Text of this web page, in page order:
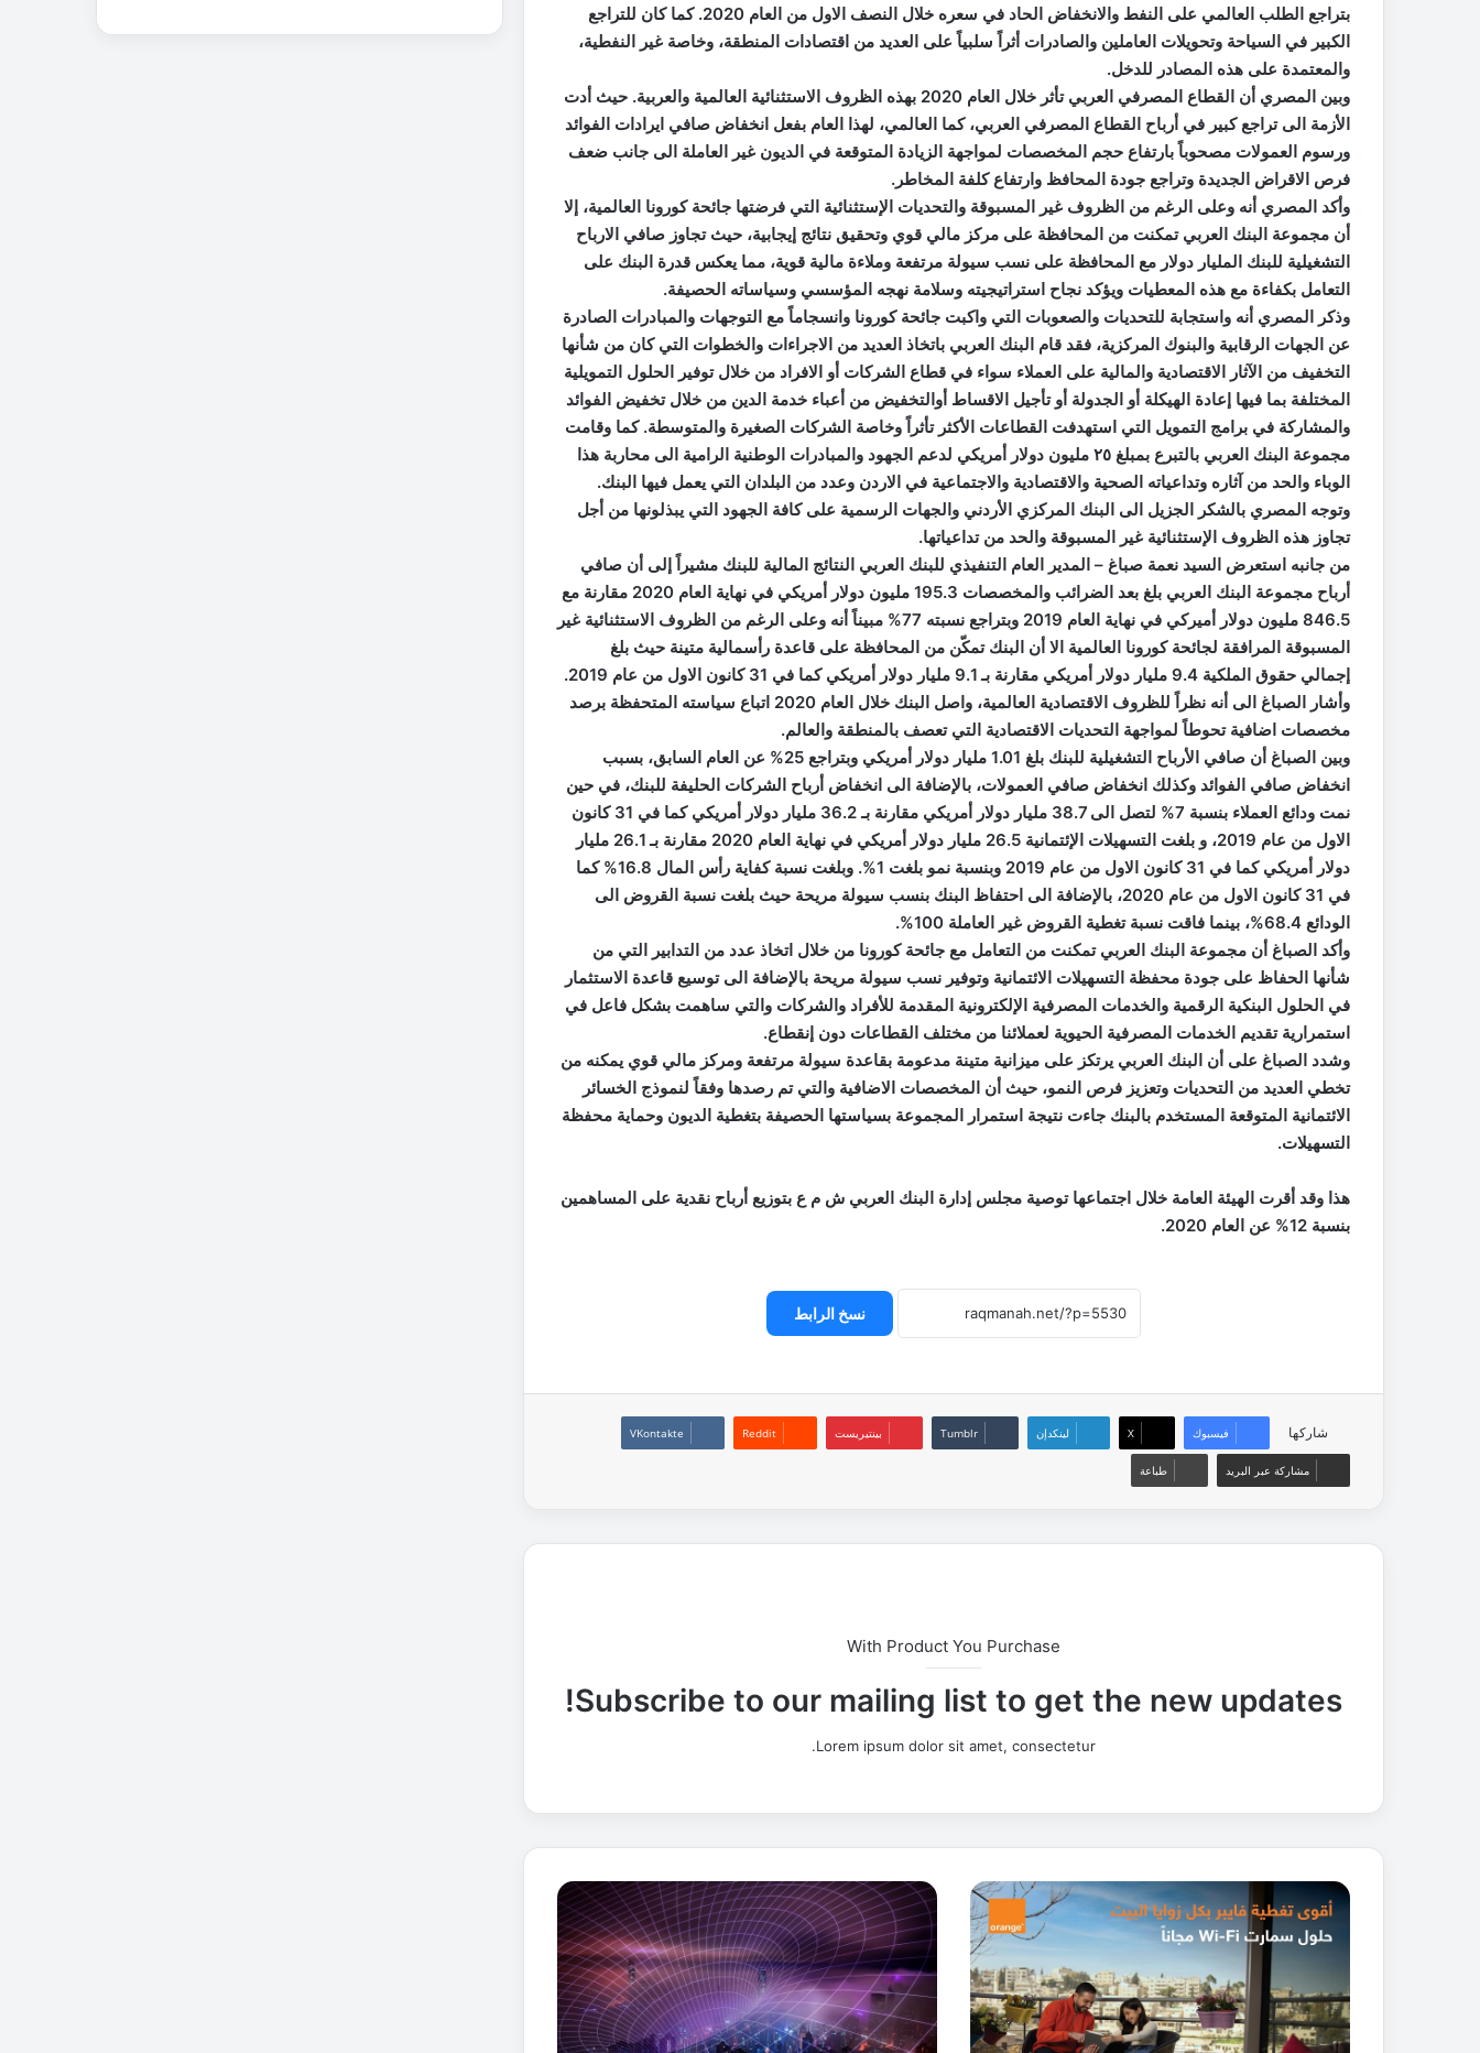
بتراجع الطلب العالمي على النفط والانخفاض الحاد في سعره خلال النصف الاول من العام 2020. كما كان للتراجع
الكبير في السياحة وتحويلات العاملين والصادرات أثراً سلبياً على العديد من اقتصادات المنطقة، وخاصة غير النفطية،
والمعتمدة على هذه المصادر للدخل.
وبين المصري أن القطاع المصرفي العربي تأثر خلال العام 2020 بهذه الظروف الاستثنائية العالمية والعربية. حيث أدت
الأزمة الى تراجع كبير في أرباح القطاع المصرفي العربي، كما العالمي، لهذا العام بفعل انخفاض صافي ايرادات الفوائد
ورسوم العمولات مصحوباً بارتفاع حجم المخصصات لمواجهة الزيادة المتوقعة في الديون غير العاملة الى جانب ضعف
فرص الاقراض الجديدة وتراجع جودة المحافظ وارتفاع كلفة المخاطر.
وأكد المصري أنه وعلى الرغم من الظروف غير المسبوقة والتحديات الإستثنائية التي فرضتها جائحة كورونا العالمية، إلا
أن مجموعة البنك العربي تمكنت من المحافظة على مركز مالي قوي وتحقيق نتائج إيجابية، حيث تجاوز صافي الارباح
التشغيلية للبنك المليار دولار مع المحافظة على نسب سيولة مرتفعة وملاءة مالية قوية، مما يعكس قدرة البنك على
التعامل بكفاءة مع هذه المعطيات ويؤكد نجاح استراتيجيته وسلامة نهجه المؤسسي وسياساته الحصيفة.
وذكر المصري أنه واستجابة للتحديات والصعوبات التي واكبت جائحة كورونا وانسجاماً مع التوجهات والمبادرات الصادرة
عن الجهات الرقابية والبنوك المركزية، فقد قام البنك العربي باتخاذ العديد من الاجراءات والخطوات التي كان من شأنها
التخفيف من الآثار الاقتصادية والمالية على العملاء سواء في قطاع الشركات أو الافراد من خلال توفير الحلول التمويلية
المختلفة بما فيها إعادة الهيكلة أو الجدولة أو تأجيل الاقساط أوالتخفيض من أعباء خدمة الدين من خلال تخفيض الفوائد
والمشاركة في برامج التمويل التي استهدفت القطاعات الأكثر تأثراً وخاصة الشركات الصغيرة والمتوسطة. كما وقامت
مجموعة البنك العربي بالتبرع بمبلغ ٢٥ مليون دولار أمريكي لدعم الجهود والمبادرات الوطنية الرامية الى محاربة هذا
الوباء والحد من آثاره وتداعياته الصحية والاقتصادية والاجتماعية في الاردن وعدد من البلدان التي يعمل فيها البنك.
وتوجه المصري بالشكر الجزيل الى البنك المركزي الأردني والجهات الرسمية على كافة الجهود التي يبذلونها من أجل
تجاوز هذه الظروف الإستثنائية غير المسبوقة والحد من تداعياتها.
من جانبه استعرض السيد نعمة صباغ – المدير العام التنفيذي للبنك العربي النتائج المالية للبنك مشيراً إلى أن صافي
أرباح مجموعة البنك العربي بلغ بعد الضرائب والمخصصات 195.3 مليون دولار أمريكي في نهاية العام 2020 مقارنة مع
846.5 مليون دولار أميركي في نهاية العام 2019 وبتراجع نسبته 77% مبيناً أنه وعلى الرغم من الظروف الاستثنائية غير
المسبوقة المرافقة لجائحة كورونا العالمية الا أن البنك تمكّن من المحافظة على قاعدة رأسمالية متينة حيث بلغ
إجمالي حقوق الملكية 9.4 مليار دولار أمريكي مقارنة بـ 9.1 مليار دولار أمريكي كما في 31 كانون الاول من عام 2019.
وأشار الصباغ الى أنه نظراً للظروف الاقتصادية العالمية، واصل البنك خلال العام 2020 اتباع سياسته المتحفظة برصد
مخصصات اضافية تحوطاً لمواجهة التحديات الاقتصادية التي تعصف بالمنطقة والعالم.
وبين الصباغ أن صافي الأرباح التشغيلية للبنك بلغ 1.01 مليار دولار أمريكي وبتراجع 25% عن العام السابق، بسبب
انخفاض صافي الفوائد وكذلك انخفاض صافي العمولات، بالإضافة الى انخفاض أرباح الشركات الحليفة للبنك، في حين
نمت ودائع العملاء بنسبة 7% لتصل الى 38.7 مليار دولار أمريكي مقارنة بـ 36.2 مليار دولار أمريكي كما في 31 كانون
الاول من عام 2019، و بلغت التسهيلات الإئتمانية 26.5 مليار دولار أمريكي في نهاية العام 2020 مقارنة بـ 26.1 مليار
دولار أمريكي كما في 31 كانون الاول من عام 2019 وبنسبة نمو بلغت 1%. وبلغت نسبة كفاية رأس المال 16.8% كما
في 31 كانون الاول من عام 2020، بالإضافة الى احتفاظ البنك بنسب سيولة مريحة حيث بلغت نسبة القروض الى
الودائع 68.4%، بينما فاقت نسبة تغطية القروض غير العاملة 100%.
وأكد الصباغ أن مجموعة البنك العربي تمكنت من التعامل مع جائحة كورونا من خلال اتخاذ عدد من التدابير التي من
شأنها الحفاظ على جودة محفظة التسهيلات الائتمانية وتوفير نسب سيولة مريحة بالإضافة الى توسيع قاعدة الاستثمار
في الحلول البنكية الرقمية والخدمات المصرفية الإلكترونية المقدمة للأفراد والشركات والتي ساهمت بشكل فاعل في
استمرارية تقديم الخدمات المصرفية الحيوية لعملائنا من مختلف القطاعات دون إنقطاع.
وشدد الصباغ على أن البنك العربي يرتكز على ميزانية متينة مدعومة بقاعدة سيولة مرتفعة ومركز مالي قوي يمكنه من
تخطي العديد من التحديات وتعزيز فرص النمو، حيث أن المخصصات الاضافية والتي تم رصدها وفقاً لنموذج الخسائر
الائتمانية المتوقعة المستخدم بالبنك جاءت نتيجة استمرار المجموعة بسياستها الحصيفة بتغطية الديون وحماية محفظة
التسهيلات.
هذا وقد أقرت الهيئة العامة خلال اجتماعها توصية مجلس إدارة البنك العربي ش م ع بتوزيع أرباح نقدية على المساهمين
بنسبة 12% عن العام 2020.
نسخ الرابط
شاركها فيسبوك ‫X لينكدإن بينتيريست
مشاركة عبر البريد طباعة
With Product You Purchase
Subscribe to our mailing list to get the new updates!
Lorem ipsum dolor sit amet, consectetur.
إ
ن
ت
أ
ا
ل
ا
س
و